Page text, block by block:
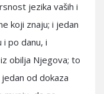
jezika vaših i
koji znaju; i jedan
i po danu, i
obilja Njegova; to
od dokaza